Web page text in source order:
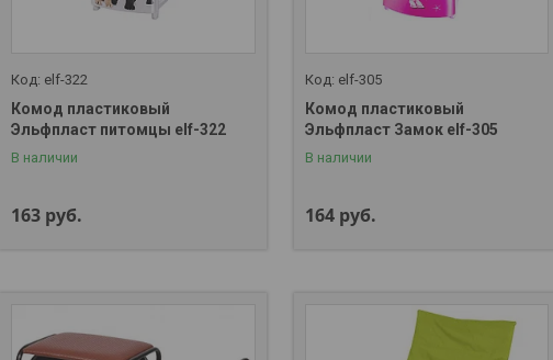
elf-322
Комод пластиковый
Эльфпласт питомцы elf-322
В наличии
163 руб.
elf-305
Комод пластиковый
Эльфпласт Замок elf-305
В наличии
164 руб.